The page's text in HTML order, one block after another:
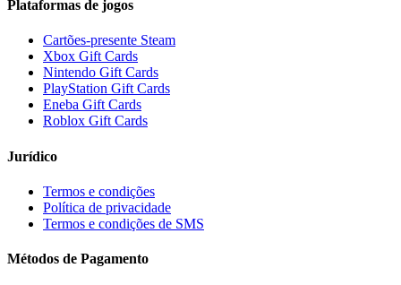
Plataformas de jogos
Cartões-presente Steam
Xbox Gift Cards
Nintendo Gift Cards
PlayStation Gift Cards
Eneba Gift Cards
Roblox Gift Cards
Jurídico
Termos e condições
Política de privacidade
Termos e condições de SMS
Métodos de Pagamento